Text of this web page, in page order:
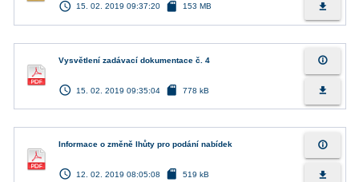
access_time 15. 02. 2019 09:37:20 sd_card 153 MB file_download
Vysvětlení zadávací dokumentace č. 4
access_time 15. 02. 2019 09:35:04 sd_card 778 kB
info_outline
file_download
Informace o změně lhůty pro podání nabídek
access_time 12. 02. 2019 08:05:08 sd_card 519 kB
info_outline
file_download